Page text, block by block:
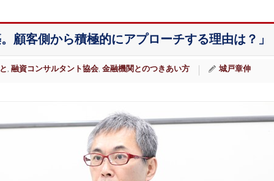
顧客側から積極的にアプローチする理由は？」
融資コンサルタント協会 金融機関とのつきあい方 城戸章伸